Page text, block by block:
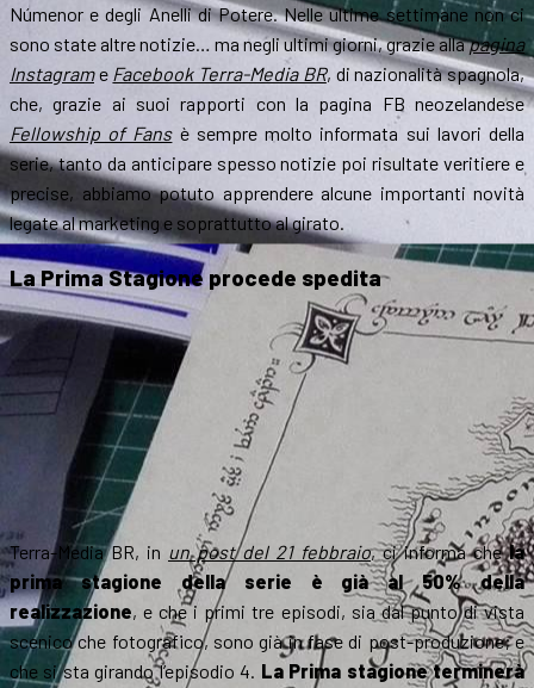
Númenor e degli Anelli di Potere. Nelle ultime settimane non ci
sono state altre notizie… ma negli ultimi giorni, grazie allapagina
Instagrame Facebook Terra-Media BR, di nazionalità spagnola,
che, grazie ai suoi rapporti con la pagina FB neozelandese
Fellowship of Fansè sempre molto informata sui lavori della
serie, tanto da anticipare spesso notizie poi risultate veritiere e
precise, abbiamo potuto apprendere alcune importanti novità
legate al marketing e soprattutto al girato.
La Prima Stagione procede spedita
Terra-Media BR, in un post del 21 febbraio, ci informa chela
prima stagione della serie è già al 50% della
realizzazione, e che i primi tre episodi, sia dal punto di vista
scenico che fotografico, sono già in fase di post-produzione; e
che si sta girando l’episodio 4. La Prima stagione terminerà